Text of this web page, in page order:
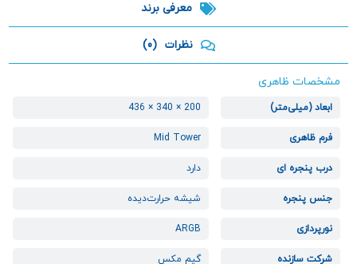
معرفی برند
نظرات (0)
مشخصات ظاهری
ابعاد (میلی‌متر) 200 × 340 × 436
فرم ظاهری Mid Tower
درب پنجره ای دارد
جنس پنجره شیشه حرارت‌دیده
نورپردازی ARGB
شرکت سازنده گیم مکس